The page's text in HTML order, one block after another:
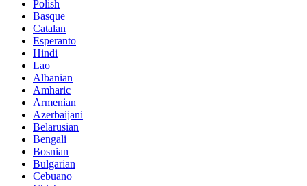
Polish
Basque
Catalan
Esperanto
Hindi
Lao
Albanian
Amharic
Armenian
Azerbaijani
Belarusian
Bengali
Bosnian
Bulgarian
Cebuano